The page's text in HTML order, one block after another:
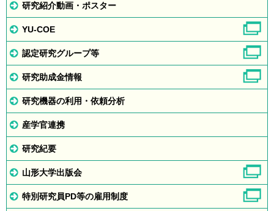
研究紹介動画・ポスター
YU-COE
認定研究グループ等
研究助成金情報
研究機器の利用・依頼分析
産学官連携
研究紀要
山形大学出版会
特別研究員PD等の雇用制度